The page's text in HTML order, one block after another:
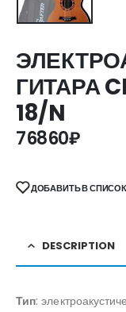
ГИТАРА
18/N
76860₽
ДОБАВИТЬ В
DESCRIPTION
Тип: